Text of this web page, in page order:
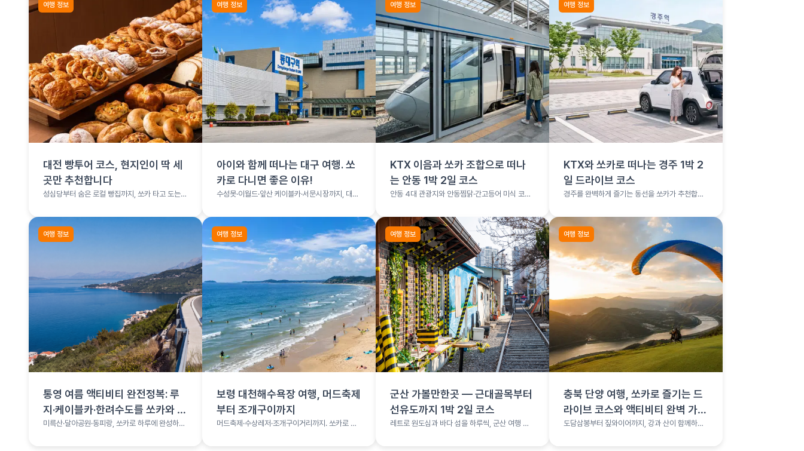
여행 정보
대전 빵투어 코스, 현지인이 딱 세
곳만 추천합니다
성심당부터 숨은 로컬 빵집까지, 쏘카 타고 도는
여행 정보
아이와 함께 떠나는 대구 여행. 쏘
카로 다니면 좋은 이유!
수성못·이월드·앞산 케이블카·서문시장까지, 대구
여행 정보
KTX 이음과 쏘카 조합으로 떠나
는 안동 1박 2일 코스
안동 4대 관광지와 안동찜닭·간고등어 미식 코스
여행 정보
KTX와 쏘카로 떠나는 경주 1박 2
일 드라이브 코스
경주를 완벽하게 즐기는 동선을 쏘카가 추천합니
여행 정보
통영 여름 액티비티 완전정복: 루
지·케이블카·한려수도를 쏘카와 함
께
미륵산·달아공원·동피랑, 쏘카로 하루에 완성하는
여행 정보
보령 대천해수욕장 여행, 머드축제
부터 조개구이까지
머드축제·수상레저·조개구이거리까지. 쏘카로 떠
여행 정보
군산 가볼만한곳 — 근대골목부터
선유도까지 1박 2일 코스
레트로 원도심과 바다 섬을 하루씩, 군산 여행 총
여행 정보
충북 단양 여행, 쏘카로 즐기는 드
라이브 코스와 액티비티 완벽 가이
드
도담삼봉부터 짚와이어까지, 강과 산이 함께하는